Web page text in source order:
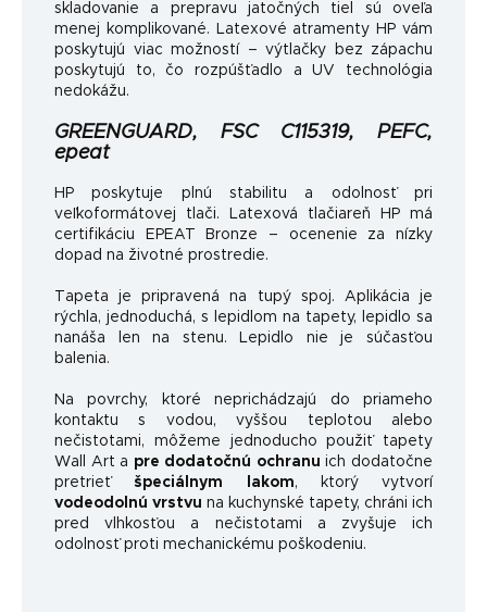
skladovanie a prepravu jatočných tiel sú oveľa
menej komplikované. Latexové atramenty HP vám
poskytujú viac možností – výtlačky bez zápachu
poskytujú to, čo rozpúšťadlo a UV technológia
nedokážu.
GREENGUARD, FSC C115319, PEFC,
epeat
HP poskytuje plnú stabilitu a odolnosť pri
veľkoformátovej tlači. Latexová tlačiareň HP má
certifikáciu EPEAT Bronze – ocenenie za nízky
dopad na životné prostredie.
Tapeta je pripravená na tupý spoj. Aplikácia je
rýchla, jednoduchá, s lepidlom na tapety, lepidlo sa
nanáša len na stenu. Lepidlo nie je súčasťou
balenia.
Na povrchy, ktoré neprichádzajú do priameho
kontaktu s vodou, vyššou teplotou alebo
nečistotami, môžeme jednoducho použiť tapety
Wall Art a pre dodatočnú ochranu ich dodatočne
pretrieťšpeciálnym lakom, ktorý vytvorí
vodeodolnú vrstvu na kuchynské tapety, chráni ich
pred vlhkosťou a nečistotami a zvyšuje ich
odolnosť proti mechanickému poškodeniu.